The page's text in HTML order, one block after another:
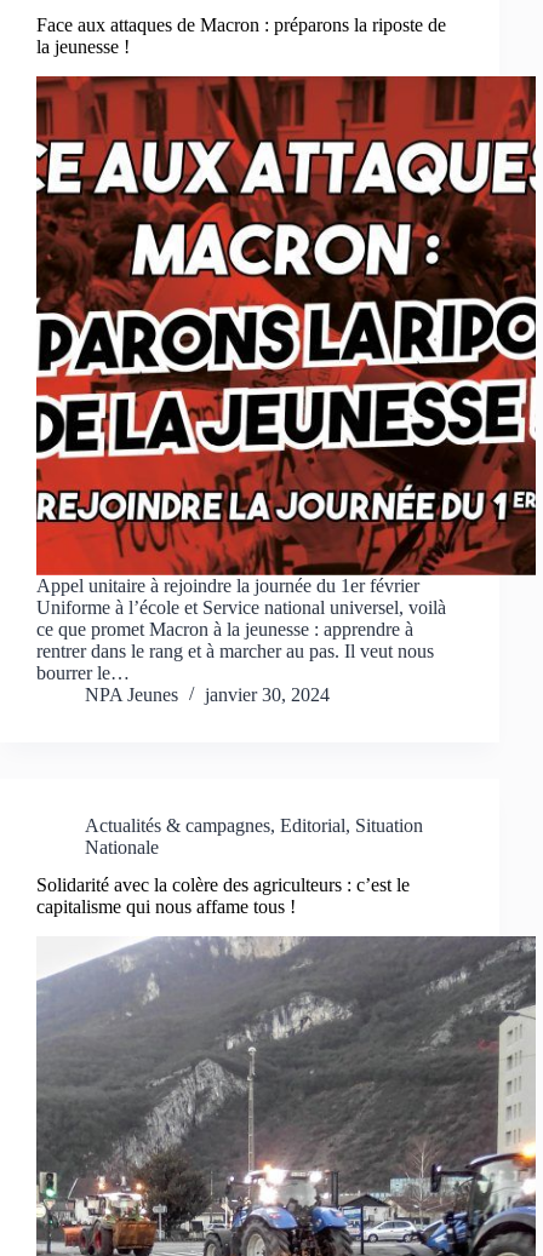
Face aux attaques de Macron : préparons la riposte de
la jeunesse !
Appel unitaire à rejoindre la journée du 1er février
Uniforme à l’école et Service national universel, voilà
ce que promet Macron à la jeunesse : apprendre à
rentrer dans le rang et à marcher au pas. Il veut nous
bourrer le…
NPA Jeunes
janvier 30, 2024
Actualités & campagnes, Editorial, Situation
Nationale
Solidarité avec la colère des agriculteurs : c’est le
capitalisme qui nous affame tous !